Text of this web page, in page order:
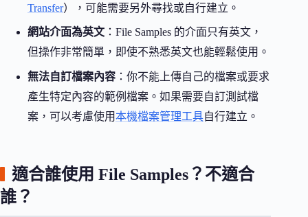
Transfer），可能需要另外尋找或自行建立。
網站介面為英文 ：File Samples 的介面只有英文，
但操作非常簡單，即使不熟悉英文也能輕鬆使用。
無法自訂檔案內容 ：你不能上傳自己的檔案或要求
產生特定內容的範例檔案。如果需要自訂測試檔
案，可以考慮使用本機檔案管理工具自行建立。
適合誰使用 File Samples？不適合
誰？